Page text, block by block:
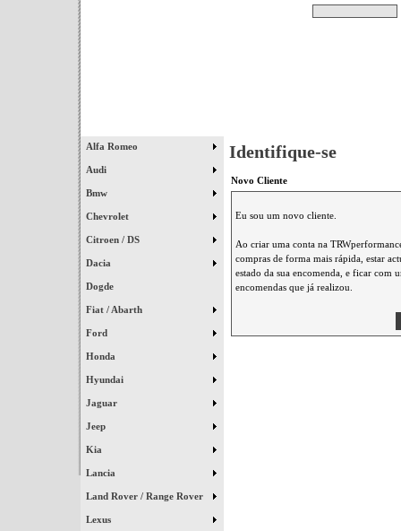
Alfa Romeo
Audi
Bmw
Chevrolet
Citroen / DS
Dacia
Dogde
Fiat / Abarth
Ford
Honda
Hyundai
Jaguar
Jeep
Kia
Lancia
Land Rover / Range Rover
Lexus
Identifique-se
Novo Cliente
Eu sou um novo cliente.
Ao criar uma conta na
compras de forma mais rápida, estar
estado da sua encomenda, e ficar com
encomendas que já realizou.